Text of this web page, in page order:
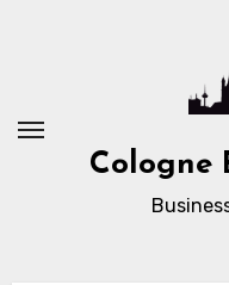
Cologne